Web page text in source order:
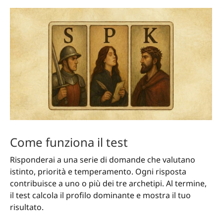
Come funziona il test
Risponderai a una serie di domande che valutano
istinto, priorità e temperamento. Ogni risposta
contribuisce a uno o più dei tre archetipi. Al termine,
il test calcola il profilo dominante e mostra il tuo
risultato.